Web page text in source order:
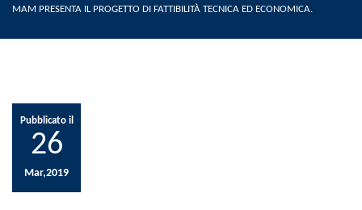
MAM PRESENTA IL PROGETTO DI FATTIBILITÀ TECNICA ED ECONOMICA.
Pubblicato il
26
Mar,2019